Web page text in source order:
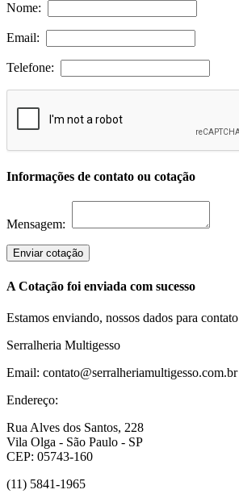
Nome:
Email:
Telefone:
Informações de contato ou cotação
Mensagem:
Enviar cotação
A Cotação foi enviada com sucesso
Estamos enviando, nossos dados para contato
Serralheria Multigesso
Email: contato@serralheriamultigesso.com.br
Endereço:
Rua Alves dos Santos, 228
Vila Olga - São Paulo - SP
CEP: 05743-160
(11) 5841-1965